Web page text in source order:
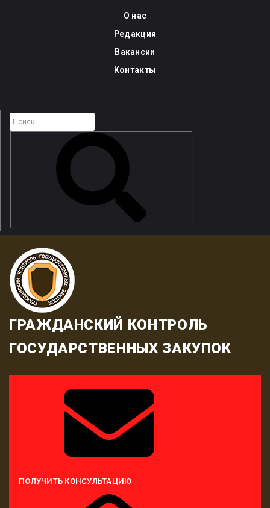
О нас
Редакция
Вакансии
Контакты
ГРАЖДАНСКИЙ КОНТРОЛЬ
ГОСУДАРСТВЕННЫХ ЗАКУПОК
ПОЛУЧИТЬ КОНСУЛЬТАЦИЮ